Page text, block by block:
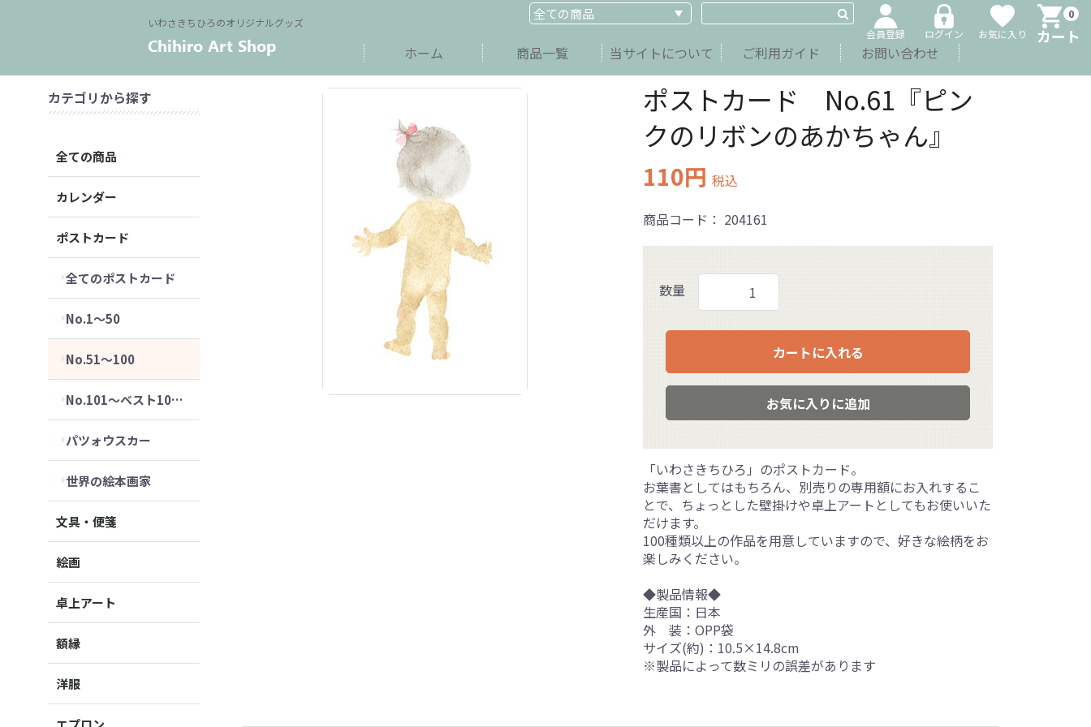
0
カート
お気に入り
ログイン
会員登録
いわさきちひろのオリジナルグッズ
ホーム 商品一覧 当サイトについて ご利用ガイド お問い合わせ
カテゴリから探す
全ての商品
カレンダー
ポストカード
全てのポストカード
No.1～50
No.51～100
No.101～ベスト10セット
パツォウスカー
世界の絵本画家
文具・便箋
絵画
卓上アート
額縁
洋服
ポストカード No.61『ピン
クのリボンのあかちゃん』
110円 税込
商品コード： 204161
数量
カートに入れる
お気に入りに追加
「いわさきちひろ」のポストカード。
お葉書としてはもちろん、別売りの専用額にお入れするこ
とで、ちょっとした壁掛けや卓上アートとしてもお使いいた
だけます。
100種類以上の作品を用意していますので、好きな絵柄をお
楽しみください。
◆製品情報◆
生産国：日本
外 装：OPP袋
サイズ(約)：10.5×14.8cm
※製品によって数ミリの誤差があります